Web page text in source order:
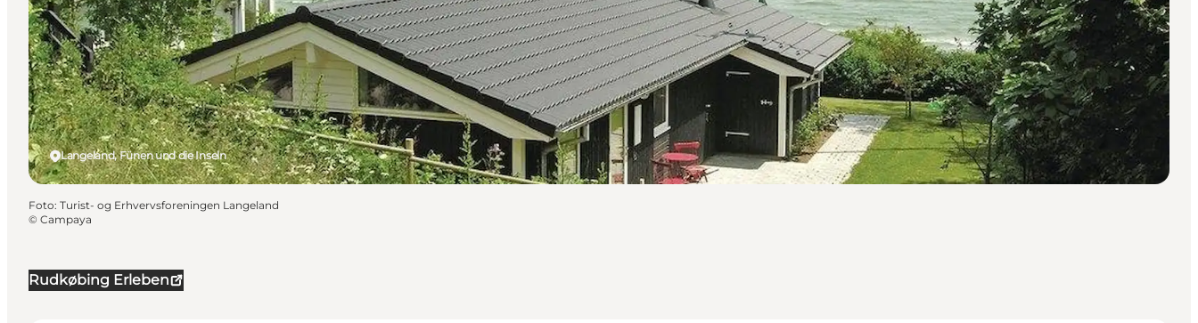
Rudkøbing Erleben
Langeland, Fünen und die Inseln
Foto: Turist- og Erhvervsforeningen Langeland
© Campaya